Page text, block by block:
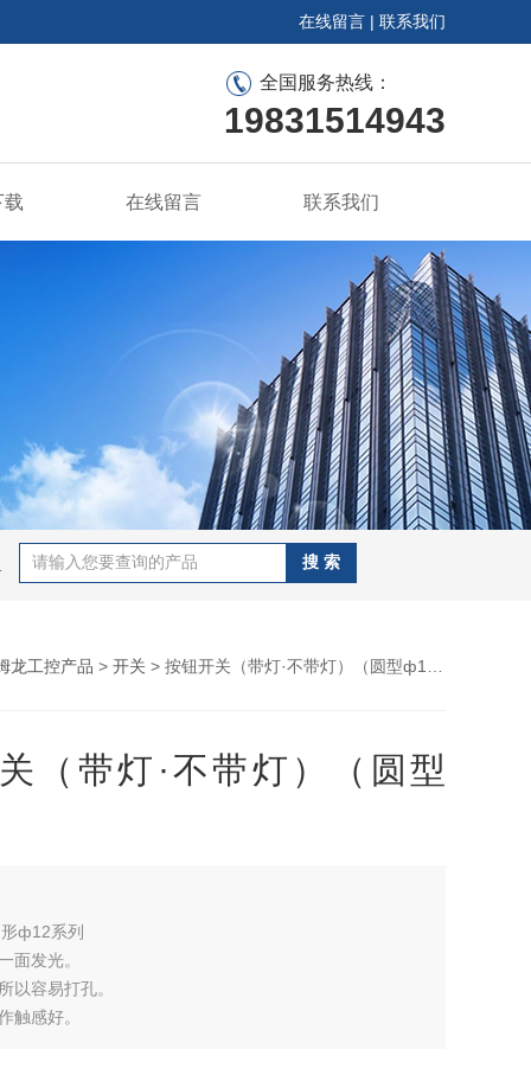
在线留言 | 联系我们
全国服务热线：
19831514943
载 在线留言 联系我们
龙工控产品 > 开关 > 按钮开关（带灯·不带灯）（圆型ф12）
（带灯·不带灯）（圆型
ф12系列
面发光。
以容易打孔。
触感好。